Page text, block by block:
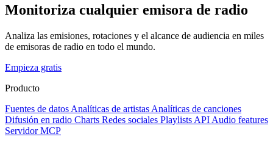
Monitoriza cualquier emisora de radio
Analiza las emisiones, rotaciones y el alcance de audiencia en miles
de emisoras de radio en todo el mundo.
Empieza gratis
Producto
Fuentes de datos Analíticas de artistas Analíticas de canciones
Difusión en radio Charts Redes sociales Playlists API Audio features
Servidor MCP